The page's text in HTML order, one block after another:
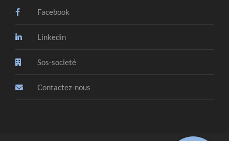
Facebook
Linkedin
Sos-societé
Contactez-nous